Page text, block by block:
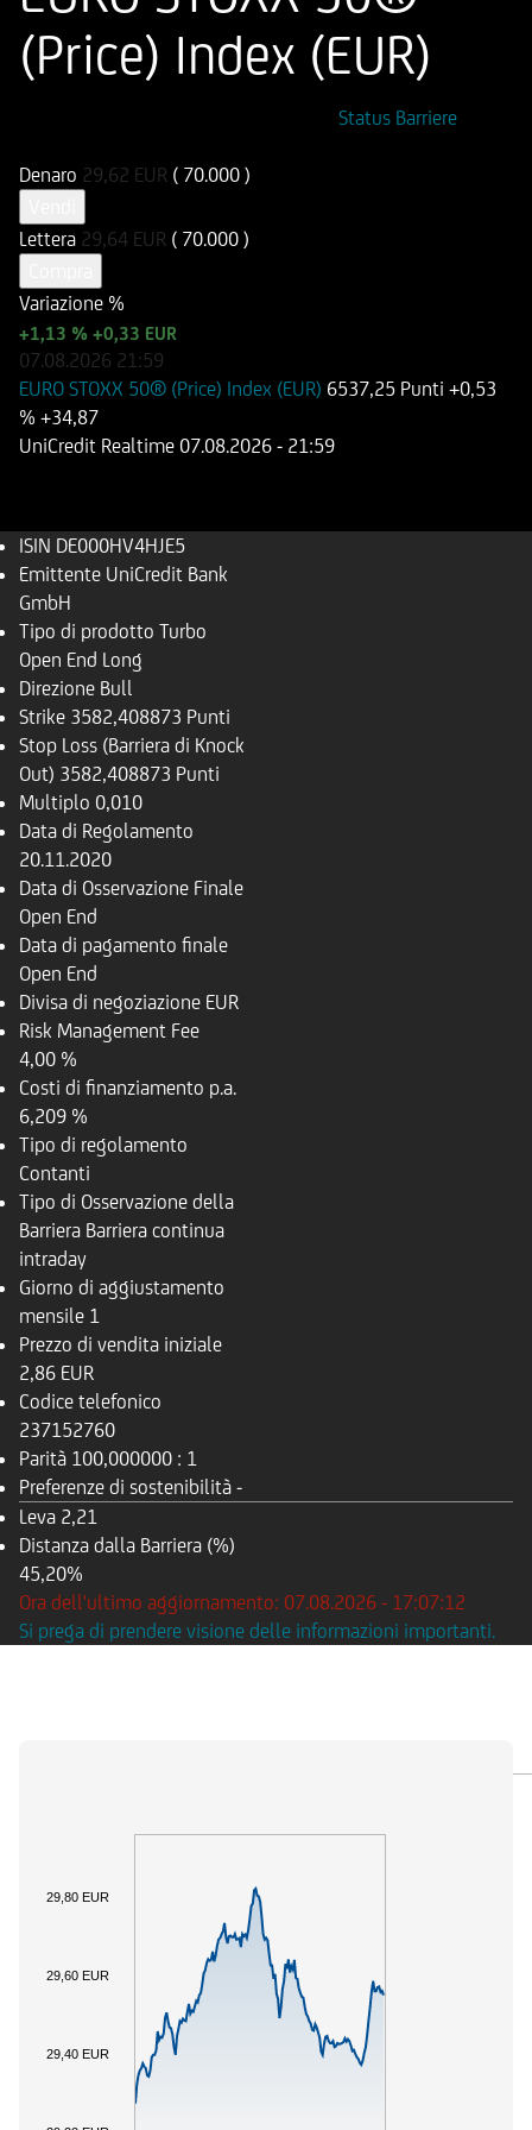
(Price) Index (EUR)
Status Barriere
Denaro 29,62 EUR ( 70.000 )
Lettera 29,64 EUR ( 70.000 )
Variazione %
+1,13 % +0,33 EUR
07.08.2026 21:59
EURO STOXX 50® (Price) Index (EUR) 6537,25 Punti +0,53
% +34,87
UniCredit Realtime 07.08.2026 - 21:59
ISIN DE000HV4HJE5
Emittente UniCredit Bank
GmbH
Tipo di prodotto Turbo
Open End Long
Direzione Bull
Strike 3582,408873 Punti
Stop Loss (Barriera di Knock
Out) 3582,408873 Punti
Multiplo 0,010
Data di Regolamento
20.11.2020
Data di Osservazione Finale
Open End
Data di pagamento finale
Open End
Divisa di negoziazione EUR
Risk Management Fee
4,00 %
Costi di finanziamento p.a.
6,209 %
Tipo di regolamento
Contanti
Tipo di Osservazione della
Barriera Barriera continua
intraday
Giorno di aggiustamento
mensile 1
Prezzo di vendita iniziale
2,86 EUR
Codice telefonico
237152760
Parità 100,000000 : 1
Preferenze di sostenibilità -
Leva 2,21
Distanza dalla Barriera (%)
45,20%
Ora dell'ultimo aggiornamento: 07.08.2026 - 17:07:12
Si prega di prendere visione delle informazioni importanti.
29,40 EUR
29,60 EUR
29,80 EUR